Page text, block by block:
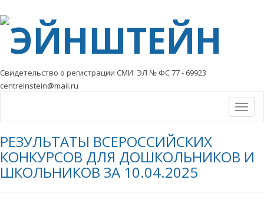
Свидетельство о регистрации СМИ: ЭЛ № ФС 77 - 69923
centreinstein@mail.ru
РЕЗУЛЬТАТЫ ВСЕРОССИЙСКИХ
КОНКУРСОВ ДЛЯ ДОШКОЛЬНИКОВ И
ШКОЛЬНИКОВ ЗА 10.04.2025